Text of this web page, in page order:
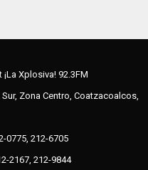
¡La Xplosiva! 92.3FM
Sur, Zona Centro, Coatzacoalcos,
0775, 212-6705
2167, 212-9844